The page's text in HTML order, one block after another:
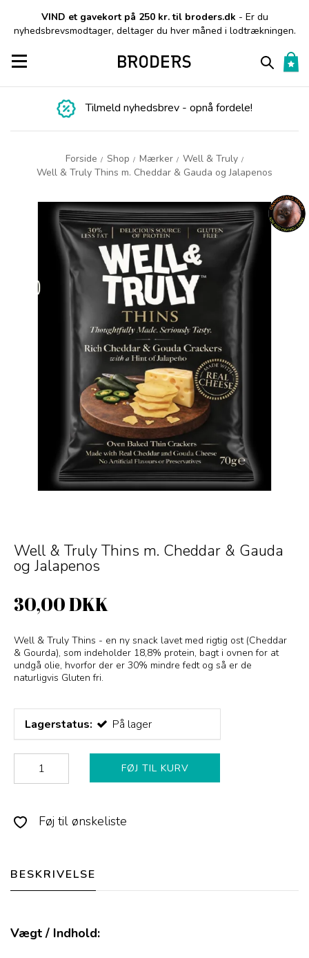
VIND et gavekort på 250 kr. til broders.dk - Er du
nyhedsbrevsmodtager, deltager du hver måned i lodtrækningen.
Toggle navigation
Tilmeld nyhedsbrev - opnå fordele!
Forside / Shop / Mærker / Well & Truly /
Well & Truly Thins m. Cheddar & Gauda og Jalapenos
Well & Truly Thins m. Cheddar & Gauda
og Jalapenos
30,00 DKK
Well & Truly Thins - en ny snack lavet med rigtig ost (Cheddar
& Gourda), som indeholder 18,8% protein, bagt i ovnen for at
undgå olie, hvorfor der er 30% mindre fedt og så er de
naturligvis Gluten fri.
Lagerstatus: På lager
FØJ TIL KURV
Føj til ønskeliste
BESKRIVELSE
Vægt / Indhold: